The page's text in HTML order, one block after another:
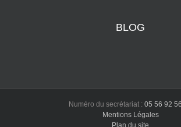
BLOG
Numéro du secrétariat : 05 56 92
Mentions Légales
Plan du site